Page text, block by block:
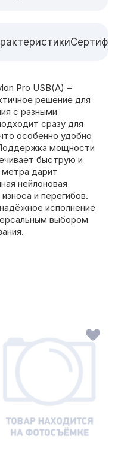
Pro USB(A) –
решение для
с разными
сразу для
особенно удобно
мощности
быструю и
метра дарит
нейлоновая
и перегибов.
исполнение
выбором